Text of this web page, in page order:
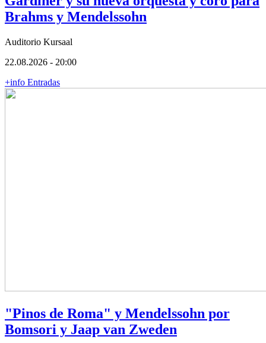
Brahms y Mendelssohn
Auditorio Kursaal
22.08.2026 - 20:00
+info Entradas
"Pinos de Roma" y Mendelssohn por
Bomsori y Jaap van Zweden